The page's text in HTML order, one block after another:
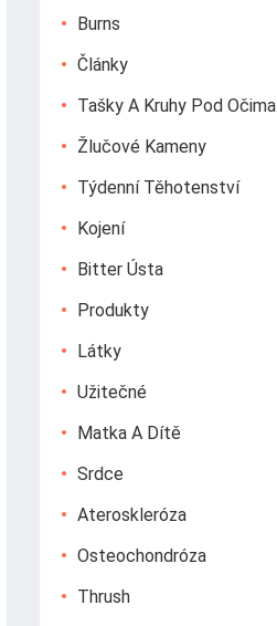
Burns
Články
Tašky A Kruhy Pod Očima
Žlučové Kameny
Týdenní Těhotenství
Kojení
Bitter Ústa
Produkty
Látky
Užitečné
Matka A Dítě
Srdce
Ateroskleróza
Osteochondróza
Thrush